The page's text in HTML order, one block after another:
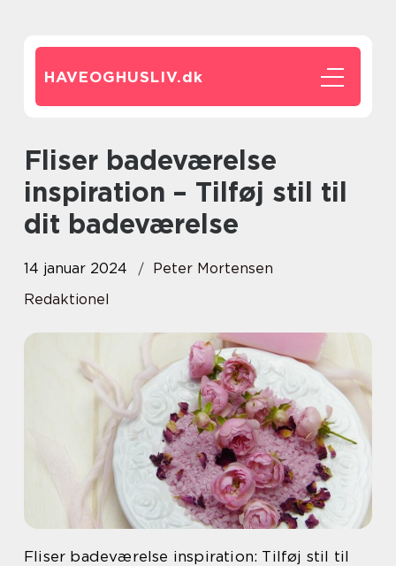
HAVEOGHUSLIV.dk
Fliser badeværelse
inspiration – Tilføj stil til
dit badeværelse
14 januar 2024
Peter Mortensen
Redaktionel
Fliser badeværelse inspiration: Tilføj stil til